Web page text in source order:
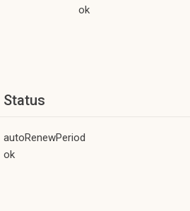
ok
Status
autoRenewPeriod
ok